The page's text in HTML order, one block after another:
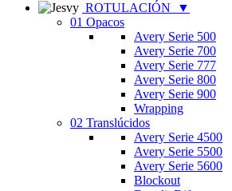
ROTULACIÓN
▼
01 Opacos
Avery Serie 500
Avery Serie 700
Avery Serie 777
Avery Serie 800
Avery Serie 900
Wrapping
02 Translúcidos
Avery Serie 4500
Avery Serie 5500
Avery Serie 5600
Blockout